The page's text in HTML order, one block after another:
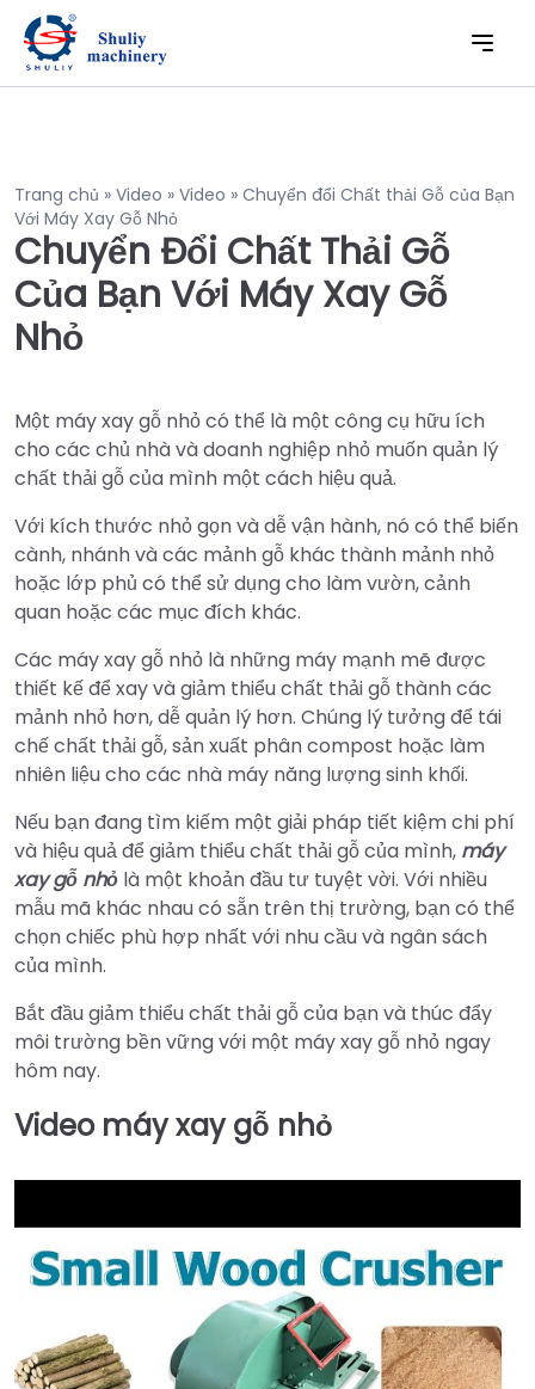
Trang chủ » Video » Video » Chuyển đổi Chất thải Gỗ của Bạn
Với Máy Xay Gỗ Nhỏ
Chuyển Đổi Chất Thải Gỗ
Của Bạn Với Máy Xay Gỗ
Nhỏ
Một máy xay gỗ nhỏ có thể là một công cụ hữu ích
cho các chủ nhà và doanh nghiệp nhỏ muốn quản lý
chất thải gỗ của mình một cách hiệu quả.
Với kích thước nhỏ gọn và dễ vận hành, nó có thể biến
cành, nhánh và các mảnh gỗ khác thành mảnh nhỏ
hoặc lớp phủ có thể sử dụng cho làm vườn, cảnh
quan hoặc các mục đích khác.
Các máy xay gỗ nhỏ là những máy mạnh mẽ được
thiết kế để xay và giảm thiểu chất thải gỗ thành các
mảnh nhỏ hơn, dễ quản lý hơn. Chúng lý tưởng để tái
chế chất thải gỗ, sản xuất phân compost hoặc làm
nhiên liệu cho các nhà máy năng lượng sinh khối.
Nếu bạn đang tìm kiếm một giải pháp tiết kiệm chi phí
và hiệu quả để giảm thiểu chất thải gỗ của mình, máy
xay gỗ nhỏ là một khoản đầu tư tuyệt vời. Với nhiều
mẫu mã khác nhau có sẵn trên thị trường, bạn có thể
chọn chiếc phù hợp nhất với nhu cầu và ngân sách
của mình.
Bắt đầu giảm thiểu chất thải gỗ của bạn và thúc đẩy
môi trường bền vững với một máy xay gỗ nhỏ ngay
hôm nay.
Video máy xay gỗ nhỏ